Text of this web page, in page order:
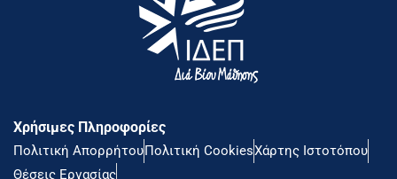
Χρήσιμες Πληροφορίες
Πολιτική ΑπορρήτουΠολιτική CookiesΧάρτης Ιστοτόπου
Θέσεις Εργασίας